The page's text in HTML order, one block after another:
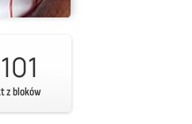
101
z bloków